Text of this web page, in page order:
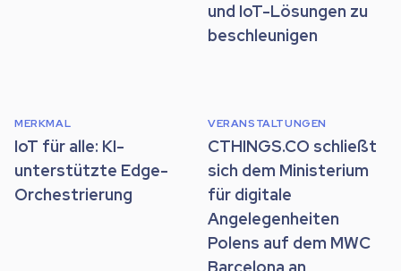
und IoT-Lösungen zu
beschleunigen
MERKMAL
IoT für alle: KI-
unterstützte Edge-
Orchestrierung
VERANSTALTUNGEN
CTHINGS.CO schließt
sich dem Ministerium
für digitale
Angelegenheiten
Polens auf dem MWC